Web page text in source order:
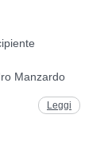
Manzardo
Leggi